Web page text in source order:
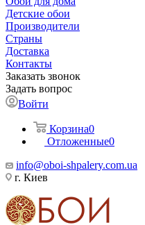
Детские обои
Производители
Страны
Доставка
Контакты
Заказать звонок
Задать вопрос
Войти
Корзина0
Отложенные0
info@oboi-shpalery.com.ua
г. Киев